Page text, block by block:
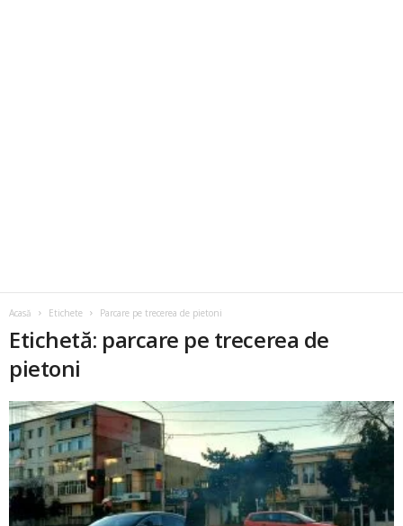
Acasă Etichete Parcare pe trecerea de pietoni
Etichetă: parcare pe trecerea de
pietoni